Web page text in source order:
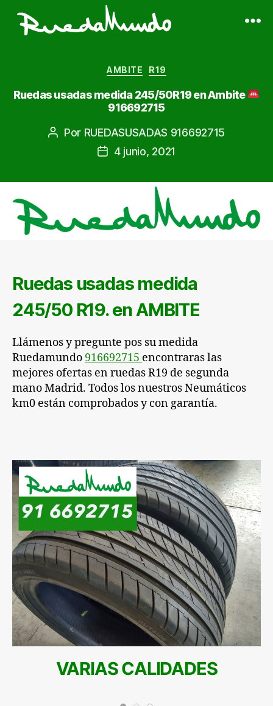
Neumáticos
Categorías
AMBITE R19
Ruedas usadas medida 245/50R19 en Ambite
916692715
Autor
Por RUEDASUSADAS 916692715
Fecha
4 junio, 2021
Ruedas usadas medida
245/50 R19. en AMBITE
Llámenos y pregunte pos su medida
Ruedamundo 916692715 encontraras las
mejores ofertas enruedasR19 de segunda
mano Madrid. Todos los nuestros Neumáticos
km0 están comprobados y con garantía.
VARIAS CALIDADES